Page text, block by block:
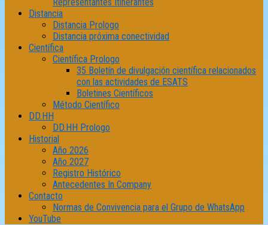
Distancia
Distancia Prologo
Distancia próxima conectividad
Científica
Científica Prologo
35 Boletín de divulgación científica relacionados
con las actividades de ESATS
Boletines Científicos
Método Científico
DD.HH
DD.HH Prologo
Historial
Año 2026
Año 2027
Registro Histórico
Antecedentes In Company
Contacto
Normas de Convivencia para el Grupo de WhatsApp
YouTube